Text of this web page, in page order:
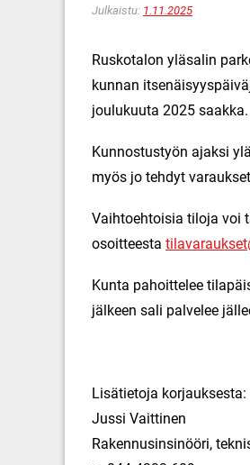
Julkaistu: 1.11.2025
Ruskotalon yläsalin
kunnan
joulukuuta 2025 saakka.
Kunnostustyön ajaksi
myös jo tehdyt
Vaihtoehtoisia tiloja voi
osoitteesta
Kunta pahoittelee
jälkeen sali palvelee
Lisätietoja korjauksesta:
Jussi Vaittinen
Rakennusinsinööri,